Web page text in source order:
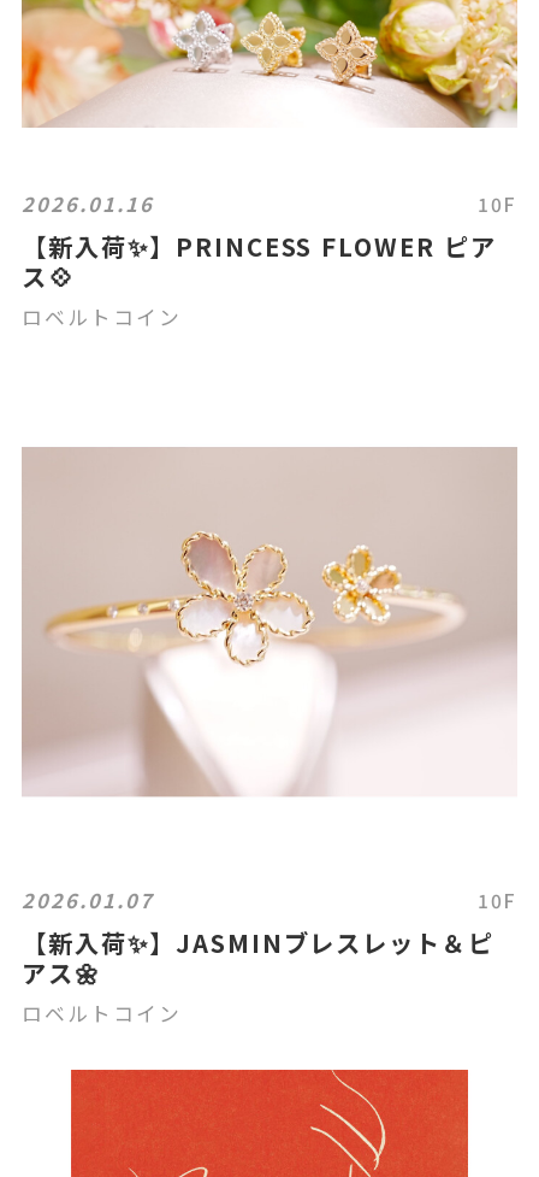
2026.01.16 10F
【新入荷✨】PRINCESS FLOWER ピア
ス💠
ロベルトコイン
2026.01.07 10F
【新入荷✨】JASMINブレスレット＆ピ
アス🌼
ロベルトコイン